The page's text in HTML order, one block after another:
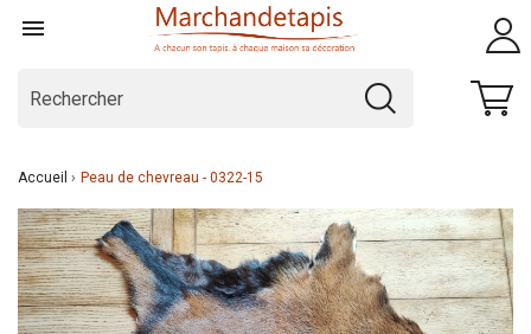

Accueil Peau de chevreau - 0322-15